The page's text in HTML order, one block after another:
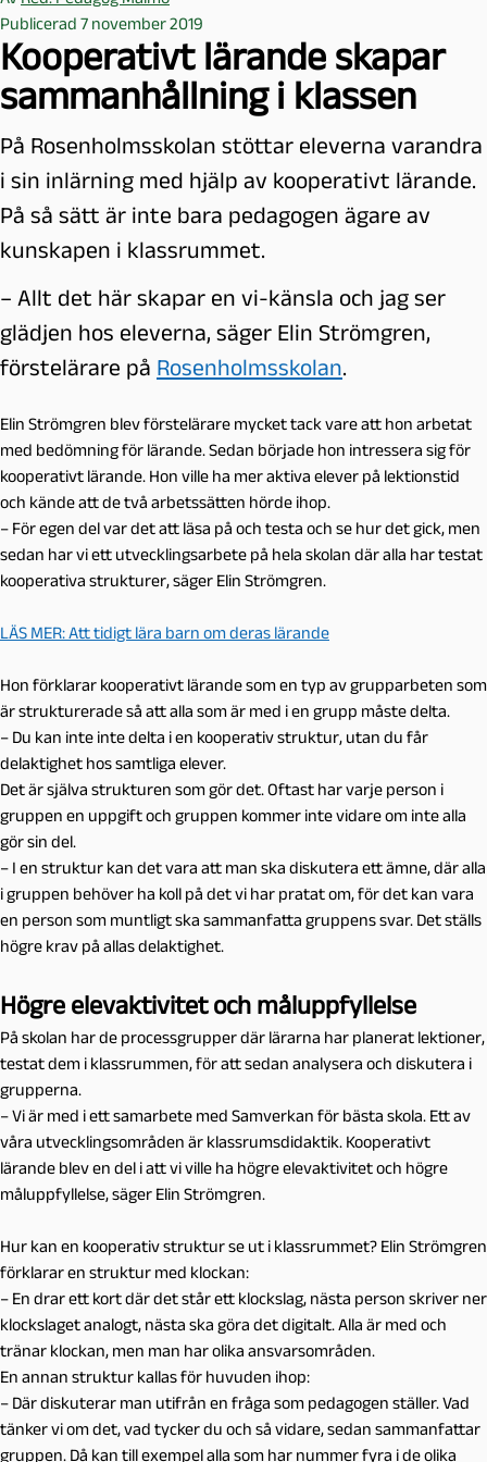
Publicerad 7 november 2019
Kooperativt lärande skapar
sammanhållning i klassen
På Rosenholmsskolan stöttar eleverna varandra
i sin inlärning med hjälp av kooperativt lärande.
På så sätt är inte bara pedagogen ägare av
kunskapen i klassrummet.
– Allt det här skapar en vi-känsla och jag ser
glädjen hos eleverna, säger Elin Strömgren,
förstelärare på Rosenholmsskolan.
Elin Strömgren blev förstelärare mycket tack vare att hon arbetat
med bedömning för lärande. Sedan började hon intressera sig för
kooperativt lärande. Hon ville ha mer aktiva elever på lektionstid
och kände att de två arbetssätten hörde ihop.
– För egen del var det att läsa på och testa och se hur det gick, men
sedan har vi ett utvecklingsarbete på hela skolan där alla har testat
kooperativa strukturer, säger Elin Strömgren.
LÄS MER: Att tidigt lära barn om deras lärande
Hon förklarar kooperativt lärande som en typ av grupparbeten som
är strukturerade så att alla som är med i en grupp måste delta.
– Du kan inte inte delta i en kooperativ struktur, utan du får
delaktighet hos samtliga elever.
Det är själva strukturen som gör det. Oftast har varje person i
gruppen en uppgift och gruppen kommer inte vidare om inte alla
gör sin del.
– I en struktur kan det vara att man ska diskutera ett ämne, där alla
i gruppen behöver ha koll på det vi har pratat om, för det kan vara
en person som muntligt ska sammanfatta gruppens svar. Det ställs
högre krav på allas delaktighet.
Högre elevaktivitet och måluppfyllelse
På skolan har de processgrupper där lärarna har planerat lektioner,
testat dem i klassrummen, för att sedan analysera och diskutera i
grupperna.
– Vi är med i ett samarbete med Samverkan för bästa skola. Ett av
våra utvecklingsområden är klassrumsdidaktik. Kooperativt
lärande blev en del i att vi ville ha högre elevaktivitet och högre
måluppfyllelse, säger Elin Strömgren.
Hur kan en kooperativ struktur se ut i klassrummet? Elin Strömgren
förklarar en struktur med klockan:
– En drar ett kort där det står ett klockslag, nästa person skriver ner
klockslaget analogt, nästa ska göra det digitalt. Alla är med och
tränar klockan, men man har olika ansvarsområden.
En annan struktur kallas för huvuden ihop:
– Där diskuterar man utifrån en fråga som pedagogen ställer. Vad
tänker vi om det, vad tycker du och så vidare, sedan sammanfattar
gruppen. Då kan till exempel alla som har nummer fyra i de olika